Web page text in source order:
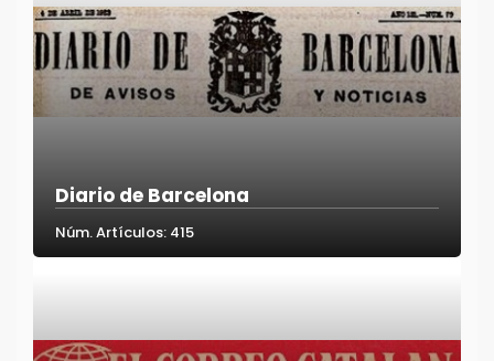
Diario de Barcelona
Núm. Artículos: 415